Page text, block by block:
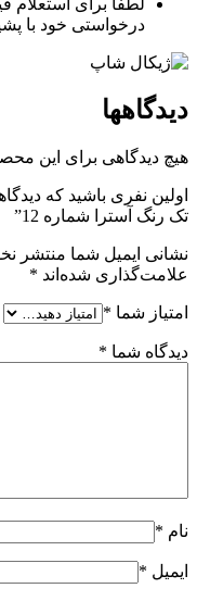
لطفا برای
درخواستی خود با پشیبانی 09101948635
دیدگاهها
هیچ دیدگاهی برای این
اولین نفری باشید که
تک رنگ آسترا شماره 12”
نشانی ایمیل شما منتشر
علامت‌گذاری شده‌اند *
امتیاز شما *
دیدگاه شما *
نام *
ایمیل *